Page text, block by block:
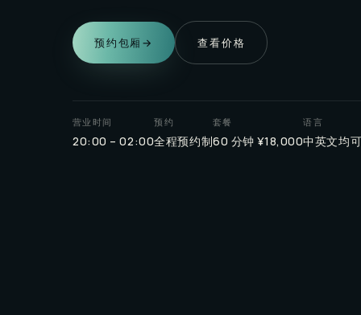
预约包厢 → 查看价格
营业时间
20:00 – 02:00
预约
全程预约制
套餐
60 分钟 ¥18,000
语言
中英文均